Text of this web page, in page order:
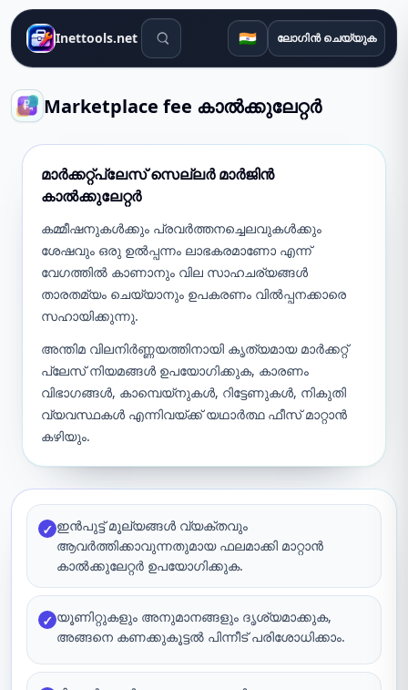
Inettools.net തിരയൽ ഉപകരണങ്ങൾ
🇮🇳 ലോഗിൻ ചെയ്യുക
Marketplace fee കാൽക്കുലേറ്റർ
മാർക്കറ്റ്പ്ലേസ് സെല്ലർ മാർജിൻ
കാൽക്കുലേറ്റർ
കമ്മീഷനുകൾക്കും പ്രവർത്തനച്ചെലവുകൾക്കും
ശേഷവും ഒരു ഉൽപ്പന്നം ലാഭകരമാണോ എന്ന്
വേഗത്തിൽ കാണാനും വില സാഹചര്യങ്ങൾ
താരതമ്യം ചെയ്യാനും ഉപകരണം വിൽപ്പനക്കാരെ
സഹായിക്കുന്നു.
അന്തിമ വിലനിർണ്ണയത്തിനായി കൃത്യമായ മാർക്കറ്റ്
പ്ലേസ് നിയമങ്ങൾ ഉപയോഗിക്കുക, കാരണം
വിഭാഗങ്ങൾ, കാമ്പെയ്‌നുകൾ, റിട്ടേണുകൾ, നികുതി
വ്യവസ്ഥകൾ എന്നിവയ്ക്ക് യഥാർത്ഥ ഫീസ് മാറ്റാൻ
കഴിയും.
✓ ഇൻപുട്ട് മൂല്യങ്ങൾ വ്യക്തവും
ആവർത്തിക്കാവുന്നതുമായ ഫലമാക്കി മാറ്റാൻ
കാൽക്കുലേറ്റർ ഉപയോഗിക്കുക.
✓ യൂണിറ്റുകളും അനുമാനങ്ങളും ദൃശ്യമാക്കുക,
അങ്ങനെ കണക്കുകൂട്ടൽ പിന്നീട് പരിശോധിക്കാം.